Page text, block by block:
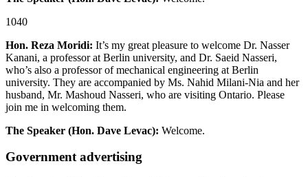
1040
Hon. Reza Moridi: It’s my great pleasure to welcome Dr. Nasser
Kanani, a professor at Berlin university, and Dr. Saeid Nasseri,
who’s also a professor of mechanical engineering at Berlin
university. They are accompanied by Ms. Nahid Milani-Nia and her
husband, Mr. Mashoud Nasseri, who are visiting Ontario. Please
join me in welcoming them.
The Speaker (Hon. Dave Levac): Welcome.
Government advertising